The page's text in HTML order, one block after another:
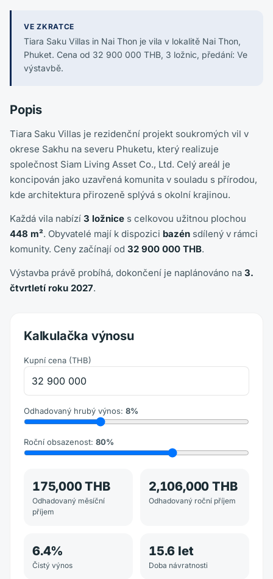
VE ZKRATCE
Tiara Saku Villas in Nai Thon je vila v lokalitě Nai Thon,
Phuket. Cena od 32 900 000 THB, 3 ložnic, předání: Ve
výstavbě.
Popis
Tiara Saku Villas je rezidenční projekt soukromých vil v
okrese Sakhu na severu Phuketu, který realizuje
společnost Siam Living Asset Co., Ltd. Celý areál je
koncipován jako uzavřená komunita v souladu s přírodou,
kde architektura přirozeně splývá s okolní krajinou.
Každá vila nabízí 3 ložnice s celkovou užitnou plochou
448 m². Obyvatelé mají k dispozici bazén sdílený v rámci
komunity. Ceny začínají od 32 900 000 THB.
Výstavba právě probíhá, dokončení je naplánováno na 3.
čtvrtletí roku 2027.
Kalkulačka výnosu
Kupní cena (THB)
Odhadovaný hrubý výnos: 8%
Roční obsazenost: 80%
175,000 THB
Odhadovaný měsíční
příjem
2,106,000 THB
Odhadovaný roční příjem
6.4%
Čistý výnos
15.6 let
Doba návratnosti